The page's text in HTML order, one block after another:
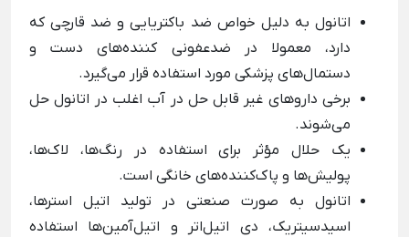
اتانول به دلیل خواص ضد باکتریایی و ضد قارچی که
دارد، معمولا در ضدعفونی کننده‌های دست و
دستمال‌های پزشکی مورد استفاده قرار می‌گیرد.
برخی داروهای غیر قابل حل در آب اغلب در اتانول حل
می‌شوند.
یک حلال مؤثر برای استفاده در رنگ‌ها، لاک‌ها،
پولیش‌ها و پاک‌کننده‌های خانگی است.
اتانول به صورت صنعتی در تولید اتیل استرها،
اسیدسیتریک، دی اتیل‌اتر و اتیل‌آمین‌ها استفاده